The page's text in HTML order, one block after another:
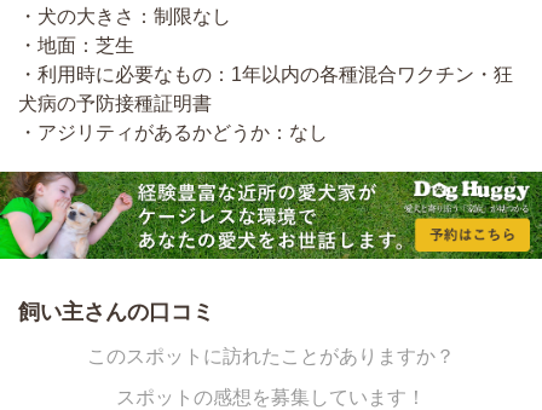
・犬の大きさ：制限なし
・地面：芝生
・利用時に必要なもの：1年以内の各種混合ワクチン・狂
犬病の予防接種証明書
・アジリティがあるかどうか：なし
飼い主さんの口コミ
このスポットに訪れたことがありますか？
スポットの感想を募集しています！